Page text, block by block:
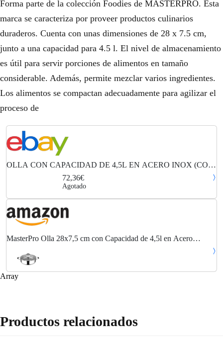
Forma parte de la colección Foodies de MASTERPRO. Esta
marca se caracteriza por proveer productos culinarios
duraderos. Cuenta con unas dimensiones de 28 x 7.5 cm,
junto a una capacidad para 4.5 l. El nivel de almacenamiento
es útil para servir porciones de alimentos en tamaño
considerable. Además, permite mezclar varios ingredientes.
Los alimentos se compactan adecuadamente para agilizar el
proceso de
OLLA CON CAPACIDAD DE 4,5L EN ACERO INOX (COD.
72,36€
Agotado
MasterPro Olla 28x7,5 cm con Capacidad de 4,5l en Acero
Array
Productos relacionados